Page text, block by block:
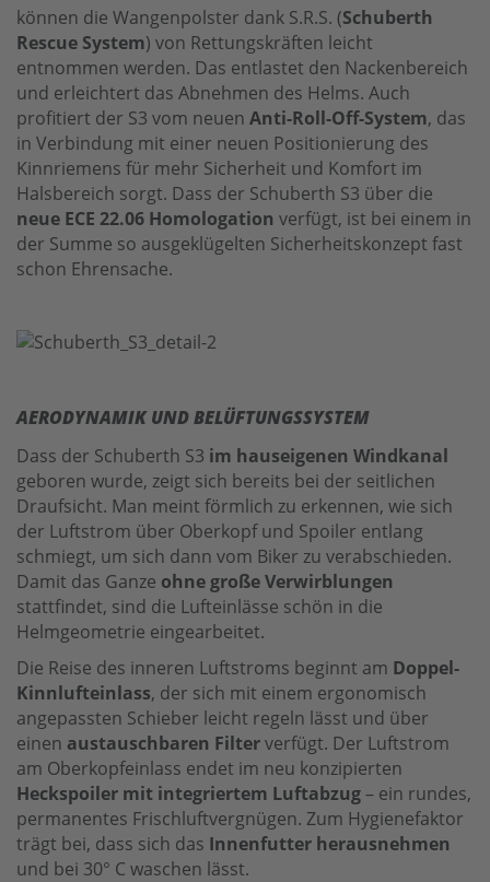
können die Wangenpolster dank S.R.S. (Schuberth
Rescue System) von Rettungskräften leicht
entnommen werden. Das entlastet den Nackenbereich
und erleichtert das Abnehmen des Helms. Auch
profitiert der S3 vom neuen Anti-Roll-Off-System, das
in Verbindung mit einer neuen Positionierung des
Kinnriemens für mehr Sicherheit und Komfort im
Halsbereich sorgt. Dass der Schuberth S3 über die
neue ECE 22.06 Homologation verfügt, ist bei einem in
der Summe so ausgeklügelten Sicherheitskonzept fast
schon Ehrensache.
AERODYNAMIK UND BELÜFTUNGSSYSTEM
Dass der Schuberth S3 im hauseigenen Windkanal
geboren wurde, zeigt sich bereits bei der seitlichen
Draufsicht. Man meint förmlich zu erkennen, wie sich
der Luftstrom über Oberkopf und Spoiler entlang
schmiegt, um sich dann vom Biker zu verabschieden.
Damit das Ganze ohne große Verwirblungen
stattfindet, sind die Lufteinlässe schön in die
Helmgeometrie eingearbeitet.
Die Reise des inneren Luftstroms beginnt am Doppel-
Kinnlufteinlass, der sich mit einem ergonomisch
angepassten Schieber leicht regeln lässt und über
einen austauschbaren Filterverfügt. Der Luftstrom
am Oberkopfeinlass endet im neu konzipierten
Heckspoiler mit integriertem Luftabzug– ein rundes,
permanentes Frischluftvergnügen. Zum Hygienefaktor
trägt bei, dass sich das Innenfutter herausnehmen
und bei 30° C waschen lässt.